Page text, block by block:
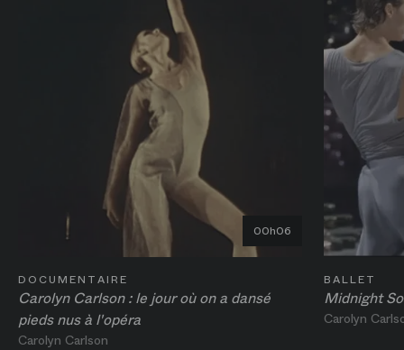
00h06
Carolyn Carlson : le jour où on a dansé
pieds nus à l'opéra
DOCUMENTAIRE
Carolyn Carlson
Midnight
BALLET
Carolyn